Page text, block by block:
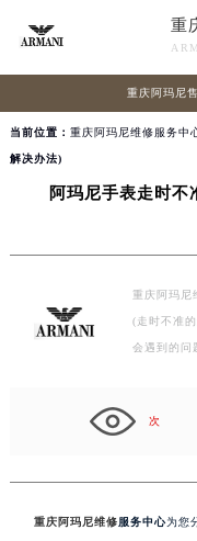
重
重庆阿玛尼
当前位置： 重庆阿玛尼维修服务中
解决办法)
阿玛尼手表走时不
重庆阿玛尼
(走时不准
会遇到的问
次
重庆阿玛尼维修服务中心为您